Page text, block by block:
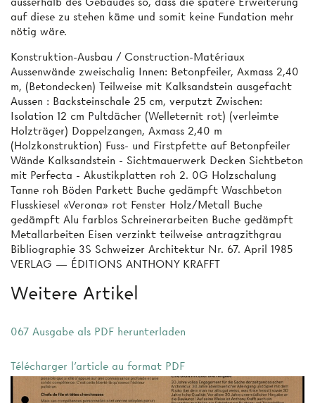
auf diese zu stehen käme und somit keine Fundation mehr
nötig wäre.
Konstruktion-Ausbau / Construction-Matériaux
Aussenwände zweischalig Innen: Betonpfeiler, Axmass 2,40
m, (Betondecken) Teilweise mit Kalksandstein ausgefacht
Aussen : Backsteinschale 25 cm, verputzt Zwischen:
Isolation 12 cm Pultdächer (Welleternit rot) (verleimte
Holzträger) Doppelzangen, Axmass 2,40 m
(Holzkonstruktion) Fuss- und Firstpfette auf Betonpfeiler
Wände Kalksandstein - Sichtmauerwerk Decken Sichtbeton
mit Perfecta - Akustikplatten roh 2. 0G Holzschalung
Tanne roh Böden Parkett Buche gedämpft Waschbeton
Flusskiesel «Verona» rot Fenster Holz/Metall Buche
gedämpft Alu farblos Schreinerarbeiten Buche gedämpft
Metallarbeiten Eisen verzinkt teilweise antragzithgrau
Bibliographie 3S Schweizer Architektur Nr. 67. April 1985
VERLAG — ÉDITIONS ANTHONY KRAFFT
Weitere Artikel
067 Ausgabe als PDF herunterladen
Télécharger l'article au format PDF